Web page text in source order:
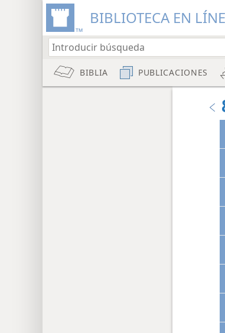
BIBLIOTECA EN
BIBLIA PUBLICACIONES